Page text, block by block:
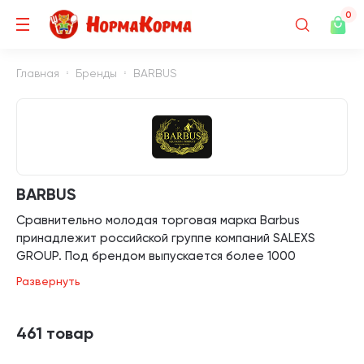
0
Главная Бренды BARBUS
BARBUS
Сравнительно молодая торговая марка Barbus
принадлежит российской группе компаний SALEXS
GROUP. Под брендом выпускается более 1000
конкурентоспособных товаров для любительской и
профессиональной аквариумистики.
О торговой марке
Развернуть
461 товар